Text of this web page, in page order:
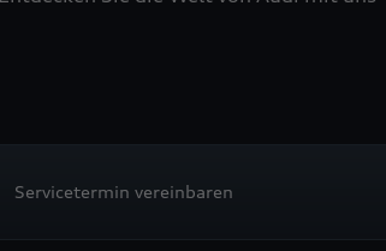
Servicetermin vereinbaren